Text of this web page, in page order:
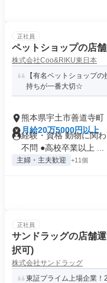
正社員
ペットショップの店
株式会社Coo&RIKU東日本
【有名ペットショップ
持ちが一番大切☆
熊本県宇土市善道寺町
月給20万5000円以上
経験・資格 動物に関
不問 ●高校卒業以上 ...
主婦・主夫歓迎 +11個
正社員
サンドラッグの店舗
択可)
株式会社サンドラッグ
東証プライム上場企業！